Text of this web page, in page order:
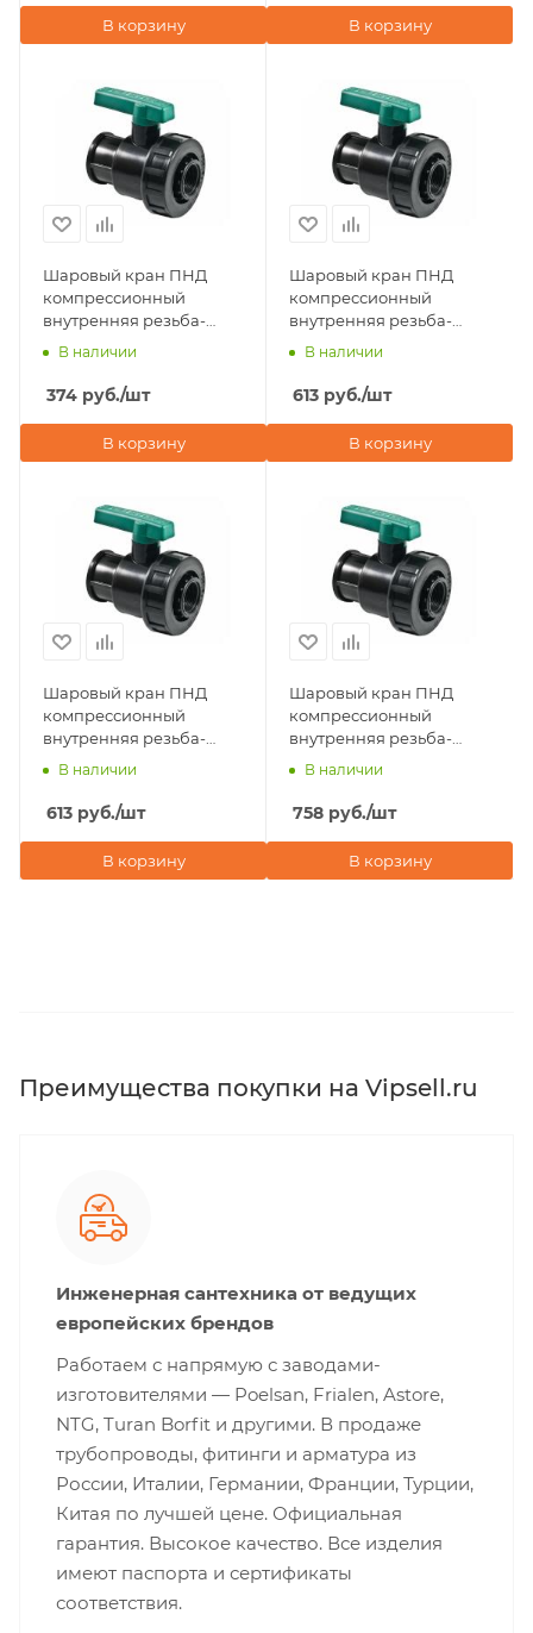
В корзину В корзину
Шаровый кран ПНД
компрессионный
внутренняя резьба-
внутренняя резьба 1"х1"
В наличии
374 руб./шт
В корзину
Шаровый кран ПНД
компрессионный
внутренняя резьба-
внутренняя резьба 1
В наличии
613 руб./шт
В корзину
Шаровый кран ПНД
компрессионный
внутренняя резьба-
внутренняя резьба 1
(Турция)
В наличии
613 руб./шт
В корзину
Шаровый кран ПНД
компрессионный
внутренняя резьба-
внутренняя резьба 1
(Турция)
В наличии
758 руб./шт
В корзину
Преимущества покупки на Vipsell.ru
Инженерная сантехника от ведущих
европейских брендов
Работаем с напрямую с заводами-
изготовителями — Poelsan, Frialen, Astore,
NTG, Turan Borfit и другими. В продаже
трубопроводы, фитинги и арматура из
России, Италии, Германии, Франции, Турции,
Китая по лучшей цене. Официальная
гарантия. Высокое качество. Все изделия
имеют паспорта и сертификаты
соответствия.